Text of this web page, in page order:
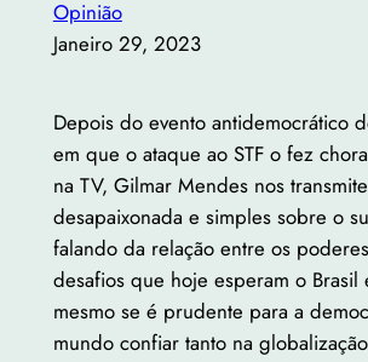
Opinião
Janeiro 29, 2023
Depois do evento antidemocrático
em que o ataque ao STF o fez
na TV, Gilmar Mendes nos
desapaixonada e simples sobre o
falando da relação entre os
desafios que hoje esperam o Brasil
mesmo se é prudente para a
mundo confiar tanto na